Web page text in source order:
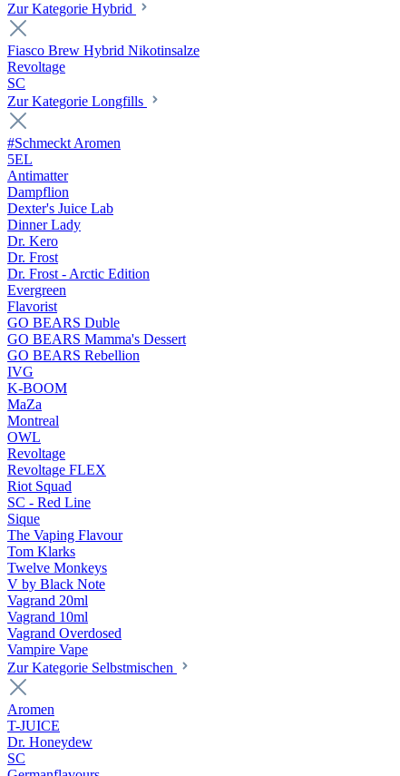
Zur Kategorie Hybrid
Fiasco Brew Hybrid Nikotinsalze
Revoltage
SC
Zur Kategorie Longfills
#Schmeckt Aromen
5EL
Antimatter
Dampflion
Dexter's Juice Lab
Dinner Lady
Dr. Kero
Dr. Frost
Dr. Frost - Arctic Edition
Evergreen
Flavorist
GO BEARS Duble
GO BEARS Mamma's Dessert
GO BEARS Rebellion
IVG
K-BOOM
MaZa
Montreal
OWL
Revoltage
Revoltage FLEX
Riot Squad
SC - Red Line
Sique
The Vaping Flavour
Tom Klarks
Twelve Monkeys
V by Black Note
Vagrand 20ml
Vagrand 10ml
Vagrand Overdosed
Vampire Vape
Zur Kategorie Selbstmischen
Aromen
T-JUICE
Dr. Honeydew
SC